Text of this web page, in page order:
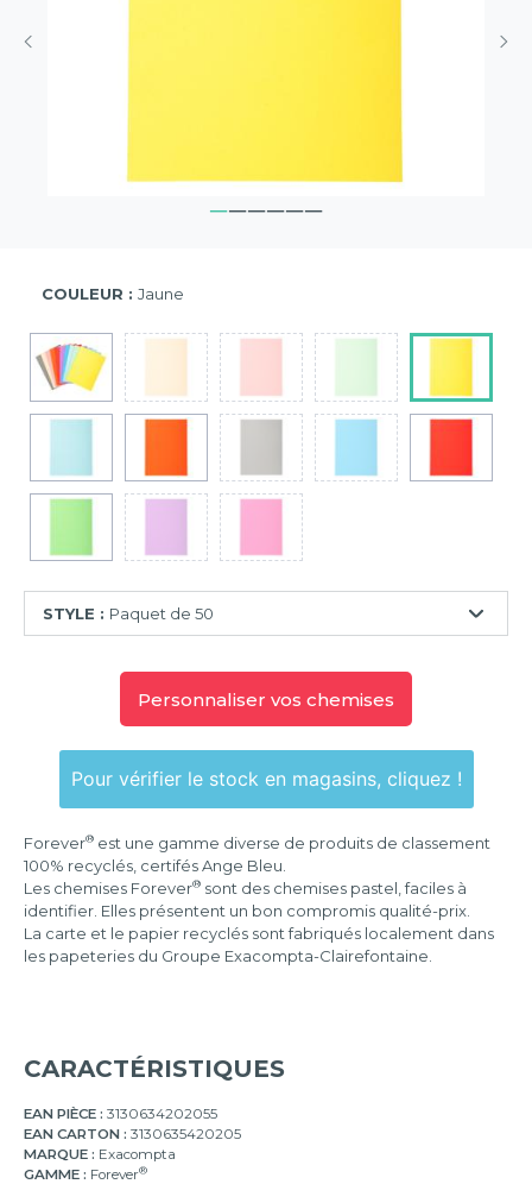
COULEUR : Jaune
STYLE : Paquet de 50
Paquet
100
Personnaliser vos chemises
Pour vérifier le stock en magasins, cliquez !
Forever® est une gamme diverse de produits de classement
100% recyclés, certifés Ange Bleu.
Les chemises Forever® sont des chemises pastel, faciles à
identifier. Elles présentent un bon compromis qualité-prix.
La carte et le papier recyclés sont fabriqués localement dans
les papeteries du Groupe Exacompta-Clairefontaine.
CARACTÉRISTIQUES
EAN PIÈCE : 3130634202055
EAN CARTON : 3130635420205
MARQUE : Exacompta
GAMME : Forever®